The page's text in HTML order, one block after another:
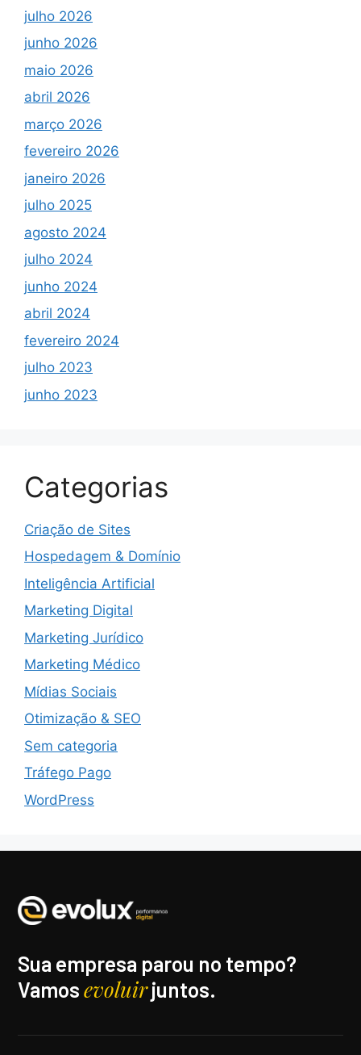
julho 2026
junho 2026
maio 2026
abril 2026
março 2026
fevereiro 2026
janeiro 2026
julho 2025
agosto 2024
julho 2024
junho 2024
abril 2024
fevereiro 2024
julho 2023
junho 2023
Categorias
Criação de Sites
Hospedagem & Domínio
Inteligência Artificial
Marketing Digital
Marketing Jurídico
Marketing Médico
Mídias Sociais
Otimização & SEO
Sem categoria
Tráfego Pago
WordPress
Sua empresa parou no tempo?
Vamosevoluirjuntos.